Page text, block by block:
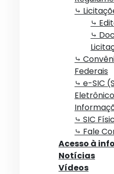
⤷
⤷
⤷
⤷
Federais
⤷ e-SIC
⤷ SIC
⤷ Fale
Acesso à
Notícias
Vídeos